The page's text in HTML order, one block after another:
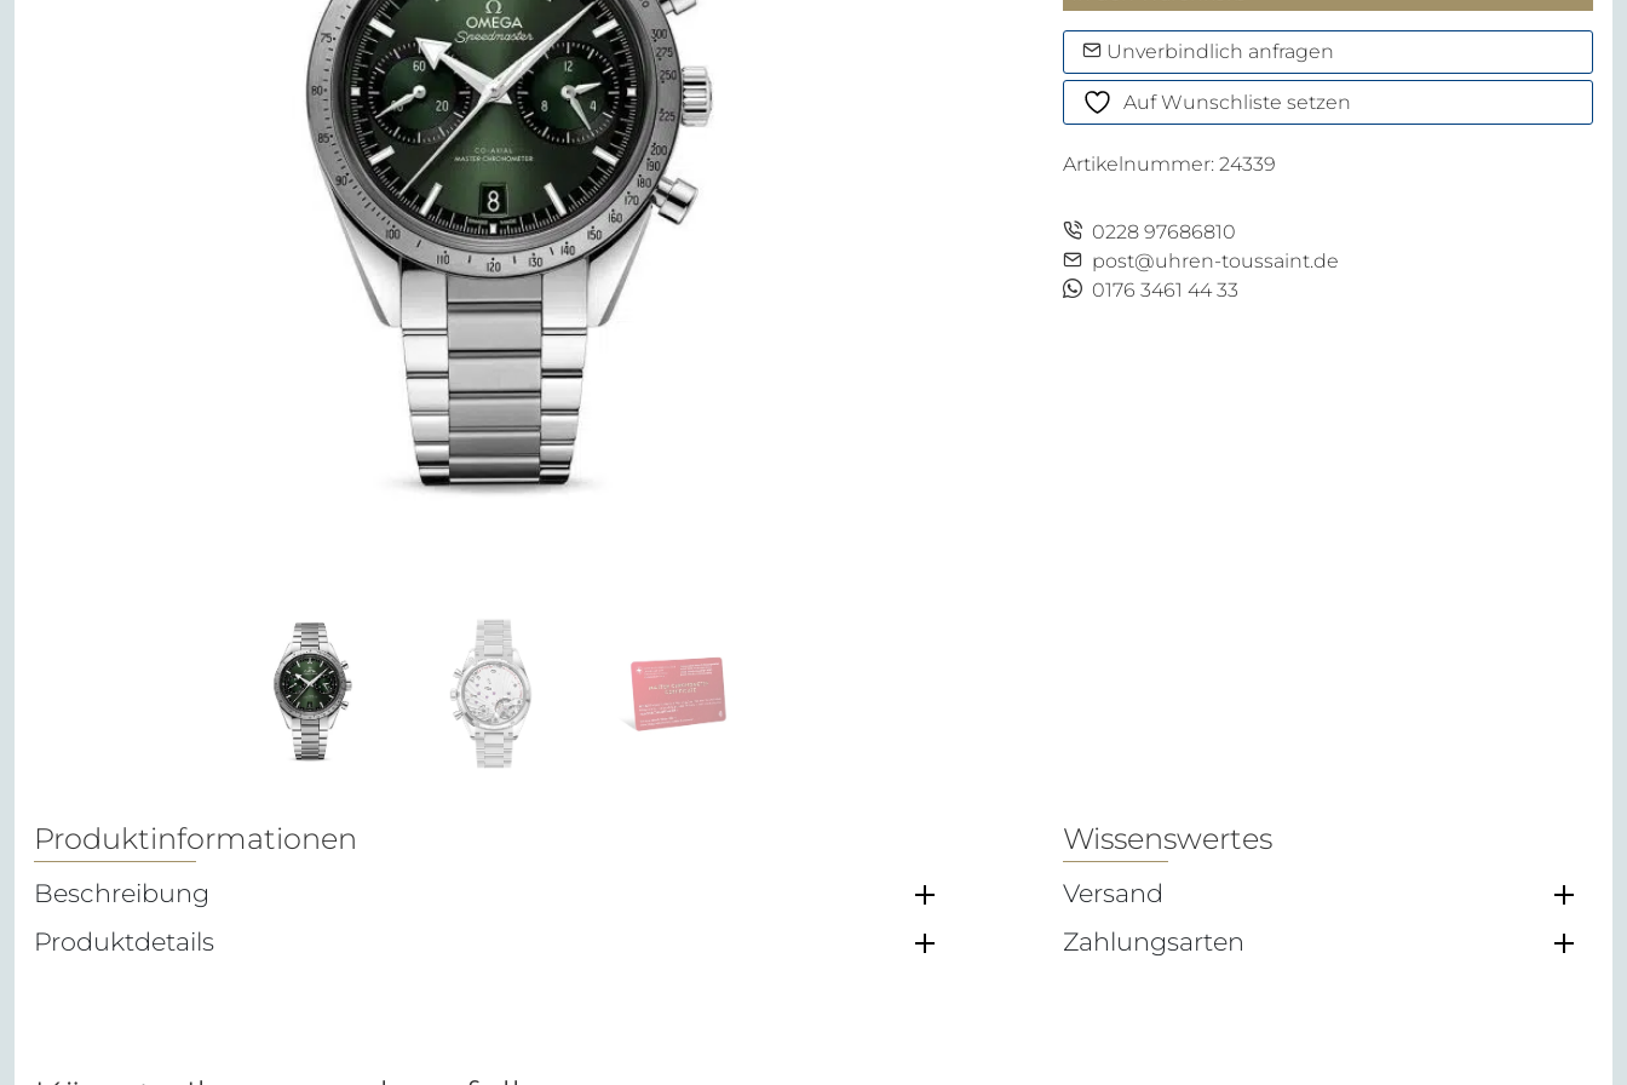
'57
MengeUnverbindlich anfragen
Auf Wunschliste setzen
Artikelnummer:24339
0228 97686810
post@uhren-toussaint.de
0176 3461 44 33
Produktinformationen
Beschreibung
Produktdetails
Wissenswertes
Versand
Zahlungsarten